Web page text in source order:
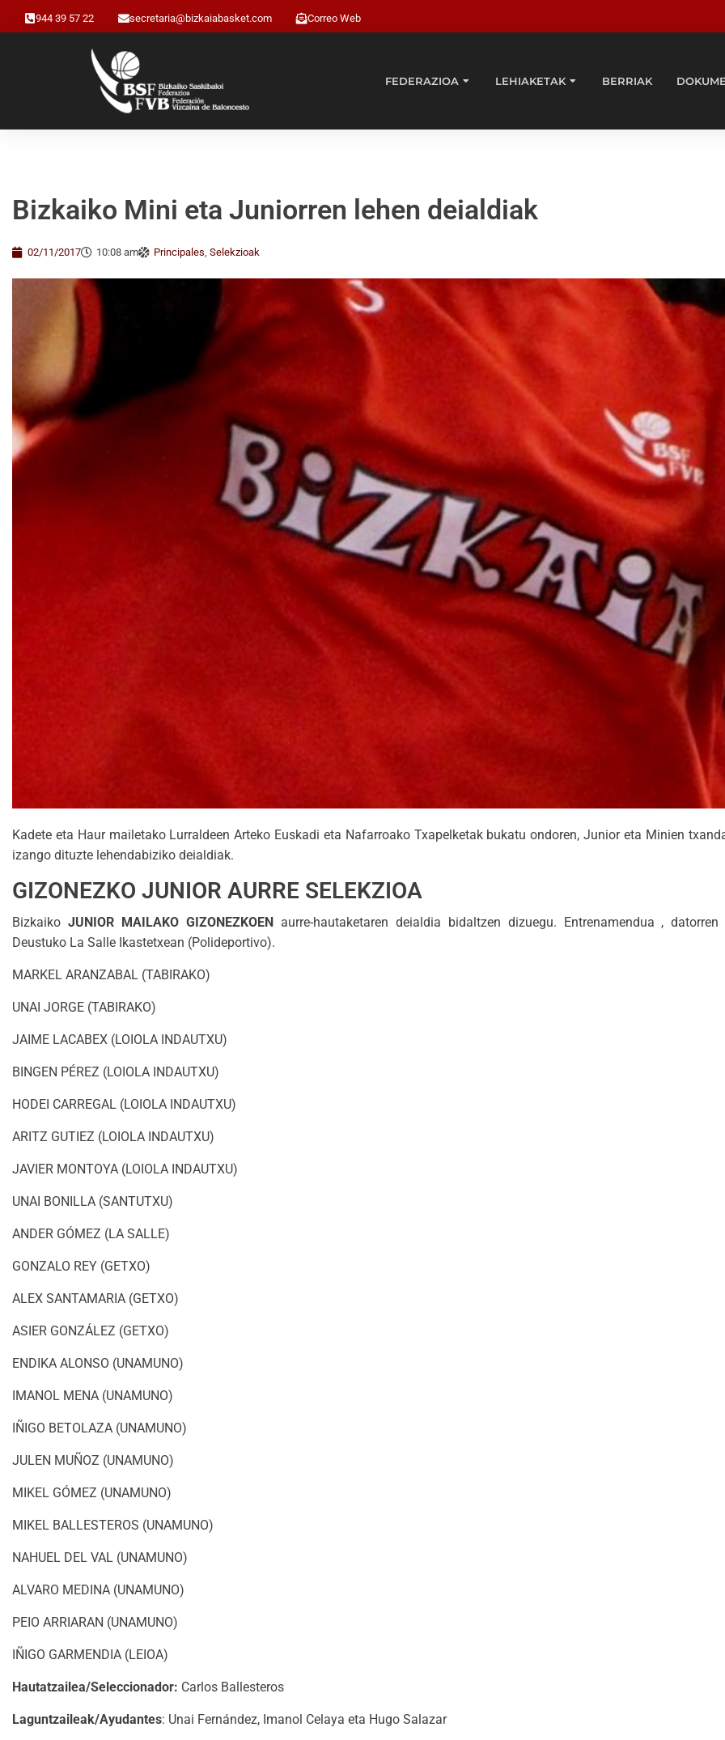
944 39 57 22 secretaria@bizkaiabasket.com Correo Web
FEDERAZIOA LEHIAKETAK BERRIAK
Bizkaiko Mini eta Juniorren lehen deialdiak
02/11/2017 10:08 am Principales, Selekzioak
Kadete eta Haur mailetako Lurraldeen Arteko Euskadi eta Nafarroako Txapelketak bukatu ondoren, Junior eta Minien
izango dituzte lehendabiziko deialdiak.
GIZONEZKO JUNIOR AURRE SELEKZIOA
Bizkaiko JUNIORMAILAKO GIZONEZKOENaurre-hautaketaren deialdia bidaltzen dizuegu. Entrenamendua , datorren
Deustuko La Salle Ikastetxean (Polideportivo).
MARKEL ARANZABAL (TABIRAKO)
UNAI JORGE (TABIRAKO)
JAIME LACABEX (LOIOLA INDAUTXU)
BINGEN PÉREZ (LOIOLA INDAUTXU)
HODEI CARREGAL (LOIOLA INDAUTXU)
ARITZ GUTIEZ (LOIOLA INDAUTXU)
JAVIER MONTOYA (LOIOLA INDAUTXU)
UNAI BONILLA (SANTUTXU)
ANDER GÓMEZ (LA SALLE)
GONZALO REY (GETXO)
ALEX SANTAMARIA (GETXO)
ASIER GONZÁLEZ (GETXO)
ENDIKA ALONSO (UNAMUNO)
IMANOL MENA (UNAMUNO)
IÑIGO BETOLAZA (UNAMUNO)
JULEN MUÑOZ (UNAMUNO)
MIKEL GÓMEZ (UNAMUNO)
MIKEL BALLESTEROS (UNAMUNO)
NAHUEL DEL VAL (UNAMUNO)
ALVARO MEDINA (UNAMUNO)
PEIO ARRIARAN (UNAMUNO)
IÑIGO GARMENDIA (LEIOA)
Hautatzailea/Seleccionador: Carlos Ballesteros
Laguntzaileak/Ayudantes: Unai Fernández, Imanol Celaya eta Hugo Salazar